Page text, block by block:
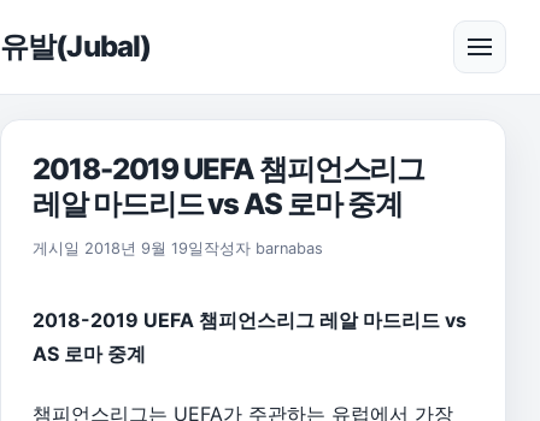
유발(Jubal) 메뉴
2018-2019 UEFA 챔피언스리그
레알 마드리드 vs AS 로마 중계
게시일 2018년 9월 19일 2018년 9월 19일
작성자 barnabas
2018-2019 UEFA 챔피언스리그 레알 마드리드 vs
AS 로마 중계
챔피언스리그는 UEFA가 주관하는 유럽에서 가장